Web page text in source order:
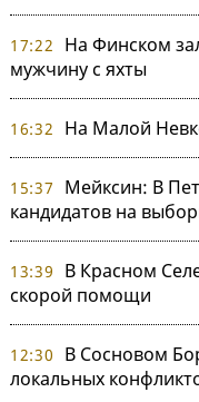
17:22
На Финском
мужчину с яхты
16:32 На Малой
15:37
Мейксин: В
кандидатов на
13:39
В Красном
скорой помощи
12:30
В Сосновом
локальных